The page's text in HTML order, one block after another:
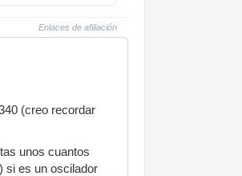
Enlaces de afiliación
(creo recordar
unos cuantos
si es un oscilador